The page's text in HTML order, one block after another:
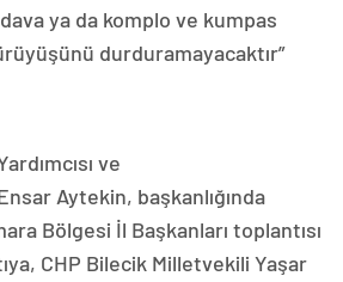
ya da komplo ve kumpas
durduramayacaktır”
ve
Aytekin, başkanlığında
Bölgesi İl Başkanları toplantısı
CHP Bilecik Milletvekili Yaşar